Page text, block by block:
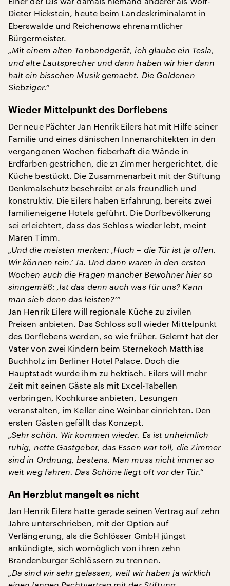
Dieter Hickstein, heute beim Landeskriminalamt in
Eberswalde und Reichenows ehrenamtlicher
Bürgermeister.
„Mit einem alten Tonbandgerät, ich glaube ein Tesla,
und alte Lautsprecher und dann haben wir hier dann
halt ein bisschen Musik gemacht. Die Goldenen
Siebziger.“
Wieder Mittelpunkt des Dorflebens
Der neue Pächter Jan Henrik Eilers hat mit Hilfe seiner
Familie und eines dänischen Innenarchitekten in den
vergangenen Wochen fieberhaft die Wände in
Erdfarben gestrichen, die 21 Zimmer hergerichtet, die
Küche bestückt. Die Zusammenarbeit mit der Stiftung
Denkmalschutz beschreibt er als freundlich und
konstruktiv. Die Eilers haben Erfahrung, bereits zwei
familieneigene Hotels geführt. Die Dorfbevölkerung
sei erleichtert, dass das Schloss wieder lebt, meint
Maren Timm.
„Und die meisten merken: ‚Huch – die Tür ist ja offen.
Wir können rein.‘ Ja. Und dann waren in den ersten
Wochen auch die Fragen mancher Bewohner hier so
sinngemäß: ‚Ist das denn auch was für uns? Kann
man sich denn das leisten?‘“
Jan Henrik Eilers will regionale Küche zu zivilen
Preisen anbieten. Das Schloss soll wieder Mittelpunkt
des Dorflebens werden, so wie früher. Gelernt hat der
Vater von zwei Kindern beim Sternekoch Matthias
Buchholz im Berliner Hotel Palace. Doch die
Hauptstadt wurde ihm zu hektisch. Eilers will mehr
Zeit mit seinen Gäste als mit Excel-Tabellen
verbringen, Kochkurse anbieten, Lesungen
veranstalten, im Keller eine Weinbar einrichten. Den
ersten Gästen gefällt das Konzept.
„Sehr schön. Wir kommen wieder. Es ist unheimlich
ruhig, nette Gastgeber, das Essen war toll, die Zimmer
sind in Ordnung, bestens. Man muss nicht immer so
weit weg fahren. Das Schöne liegt oft vor der Tür.“
An Herzblut mangelt es nicht
Jan Henrik Eilers hatte gerade seinen Vertrag auf zehn
Jahre unterschrieben, mit der Option auf
Verlängerung, als die Schlösser GmbH jüngst
ankündigte, sich womöglich von ihren zehn
Brandenburger Schlössern zu trennen.
„Da sind wir sehr gelassen, weil wir haben ja wirklich